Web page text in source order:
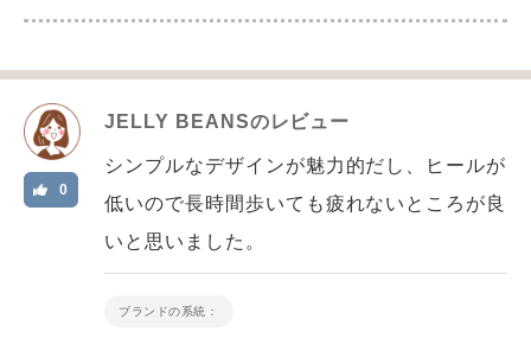
JELLY BEANSのレビュー
0
シンプルなデザインが魅力的だし、ヒールが
低いので長時間歩いても疲れないところが良
いと思いました。
ブランドの系統：